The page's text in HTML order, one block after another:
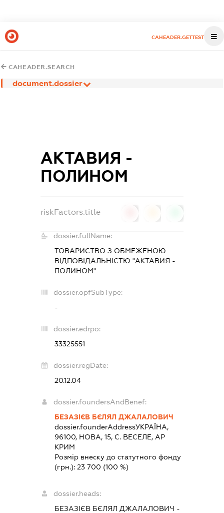
CAHEADER.GETTEST
CAHEADER.SEARCH
document.dossier
АКТАВИЯ -
ПОЛИНОМ
riskFactors.title
dossier.fullName:
ТОВАРИСТВО З ОБМЕЖЕНОЮ
ВІДПОВІДАЛЬНІСТЮ "АКТАВИЯ -
ПОЛИНОМ"
dossier.opfSubType:
-
dossier.edrpo:
33325551
dossier.regDate:
20.12.04
dossier.foundersAndBenef:
БЕЗАЗІЄВ БЄЛЯЛ ДЖАЛАЛОВИЧ
dossier.founderAddressУКРАЇНА,
96100, НОВА, 15, С. ВЕСЕЛЕ, АР
КРИМ
Розмір внеску до статутного фонду
(грн.): 23 700 (100 %)
dossier.heads:
БЕЗАЗІЄВ БЄЛЯЛ ДЖАЛАЛОВИЧ -